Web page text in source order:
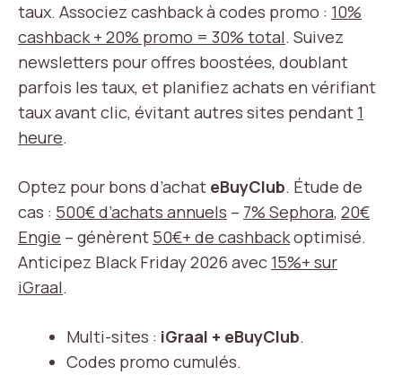
taux. Associez cashback à codes promo : 10%
cashback + 20% promo = 30% total. Suivez
newsletters pour offres boostées, doublant
parfois les taux, et planifiez achats en vérifiant
taux avant clic, évitant autres sites pendant 1
heure.
Optez pour bons d’achat eBuyClub. Étude de
cas : 500€ d’achats annuels – 7% Sephora, 20€
Engie – génèrent 50€+ de cashbackoptimisé.
Anticipez Black Friday 2026 avec 15%+ sur
iGraal.
Multi-sites : iGraal + eBuyClub.
Codes promo cumulés.